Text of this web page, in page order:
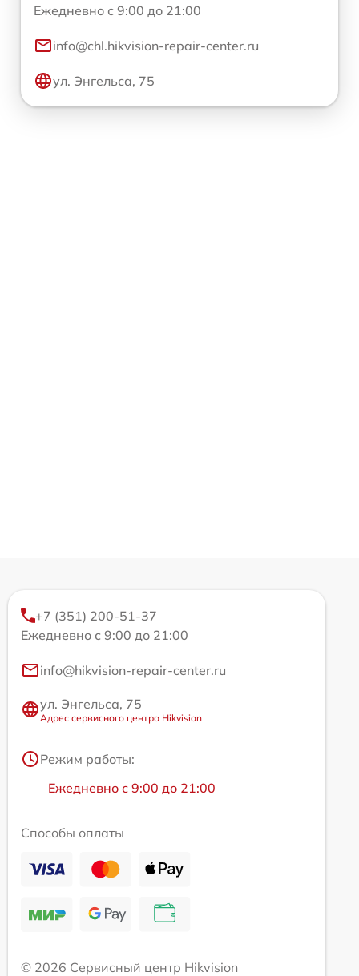
Ежедневно с 9:00 до 21:00
info@chl.hikvision-repair-center.ru
ул. Энгельса, 75
+7 (351) 200-51-37
Ежедневно с 9:00 до 21:00
info@hikvision-repair-center.ru
ул. Энгельса, 75
Адрес сервисного центра Hikvision
Режим работы:
Ежедневно с 9:00 до 21:00
Способы оплаты
© 2026 Сервисный центр Hikvision